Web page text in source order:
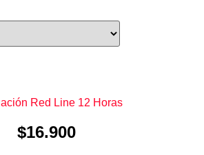
Red Line 12 Horas
$16.900